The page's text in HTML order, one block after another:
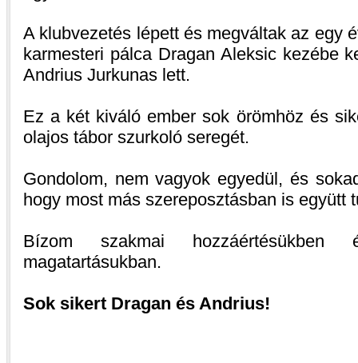
A klubvezetés lépett és megváltak az egy
karmesteri pálca Dragan Aleksic kezébe
Andrius Jurkunas lett.
Ez a két kiváló ember sok örömhöz és
olajos tábor szurkoló seregét.
Gondolom, nem vagyok egyedül, és
hogy most más szereposztásban is együtt
Bízom szakmai hozzáértésükben
magatartásukban.
Sok sikert Dragan és Andrius!